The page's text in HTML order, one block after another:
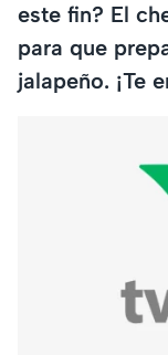
este fin? El
para que
jalapeño. ¡Te